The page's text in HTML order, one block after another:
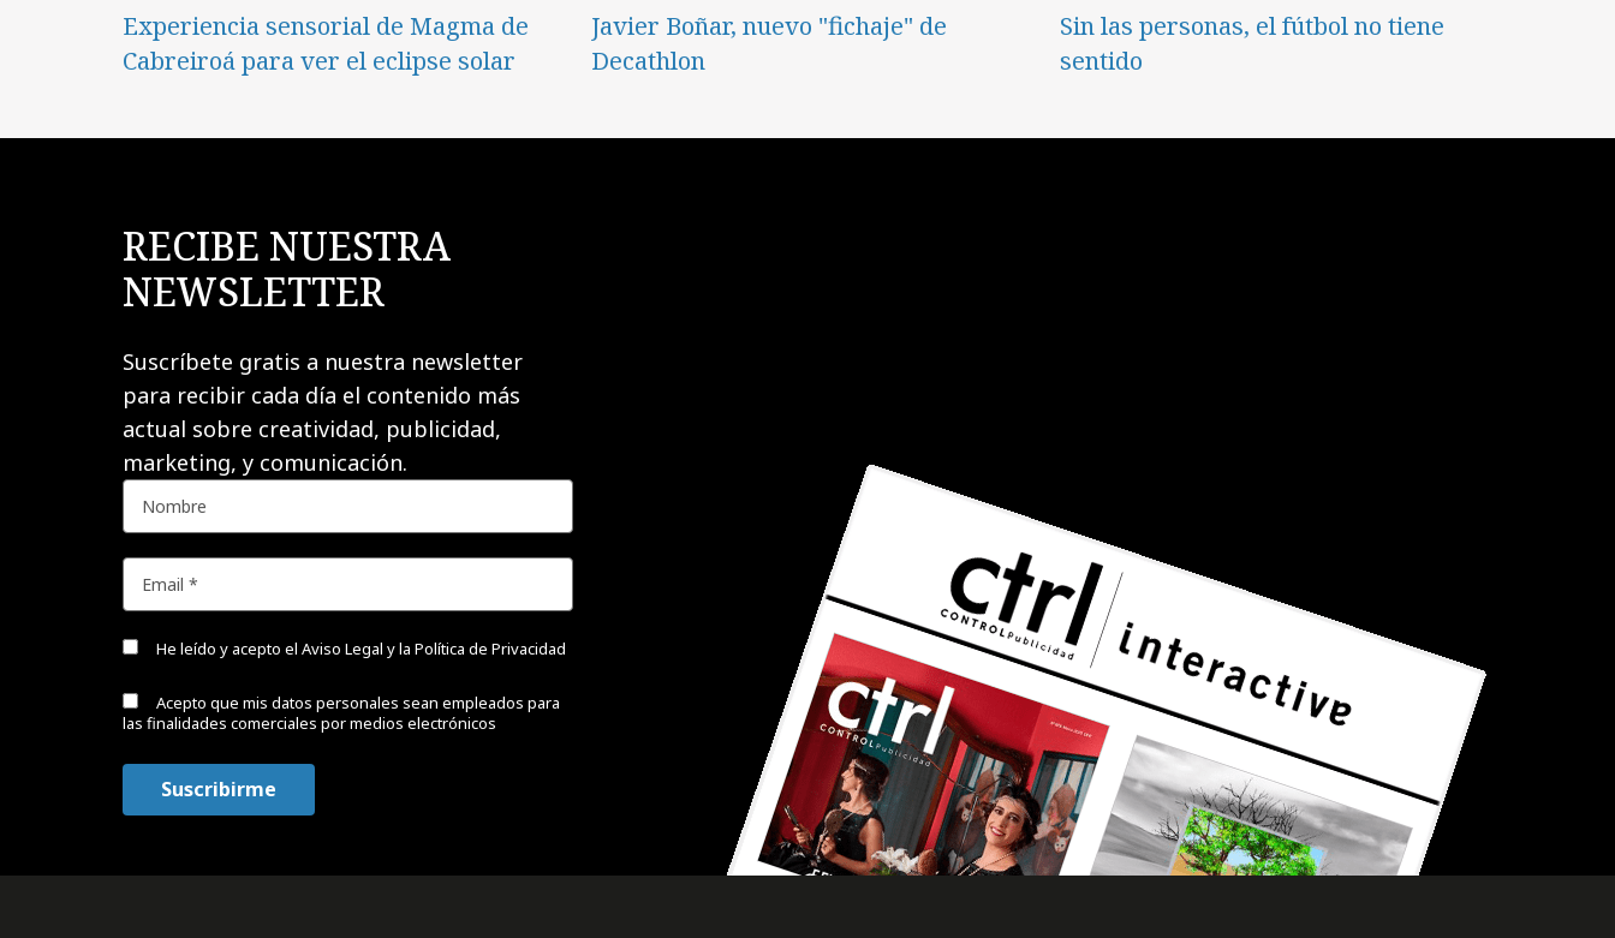
Experiencia sensorial de Magma de
Cabreiroá para ver el eclipse solar
Javier Boñar, nuevo "fichaje" de
Decathlon
Sin las personas, el fútbol no tiene
sentido
RECIBE NUESTRA
NEWSLETTER
Suscríbete gratis a nuestra newsletter
para recibir cada día el contenido más
actual sobre creatividad, publicidad,
marketing, y comunicación.
He leído y acepto el Aviso Legal y la Política de Privacidad
Acepto que mis datos personales sean empleados para
las finalidades comerciales por medios electrónicos